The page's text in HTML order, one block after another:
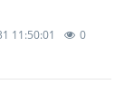
11:50:01 0